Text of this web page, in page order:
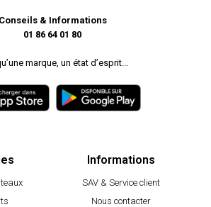
Conseils & Informations
01 86 64 01 80
marque, un état d’esprit...
Informations
SAV & Service client
Nous contacter